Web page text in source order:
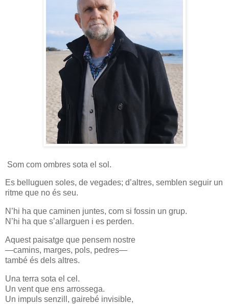
Som com ombres sota el sol.
Es belluguen soles, de vegades; d’altres, semblen seguir un
ritme que no és seu.
N’hi ha que caminen juntes, com si fossin un grup.
N’hi ha que s’allarguen i es perden.
Aquest paisatge que pensem nostre
—camins, marges, pols, pedres—
també és dels altres.
Una terra sota el cel.
Un vent que ens arrossega.
Un impuls senzill, gairebé invisible,